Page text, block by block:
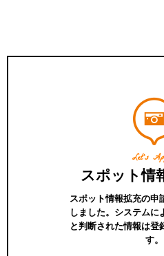
Let's
スポット情
スポット情報拡充の申
しました。システムに
と判断された情報は登
す。